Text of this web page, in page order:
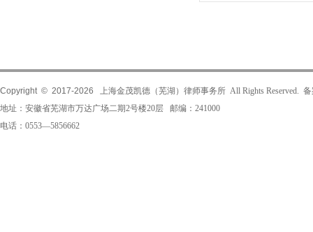
Copyright © 2017-2026
上海金茂凯德（芜湖）律师事务所 All Rights Reserved.
地址：安徽省芜湖市万达广场二期2号楼20层 邮编：241000
电话：0553—5856662